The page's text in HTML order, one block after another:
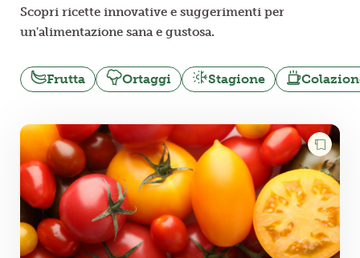
Scopri ricette innovative e suggerimenti per
un'alimentazione sana e gustosa.
Frutta Ortaggi Stagione